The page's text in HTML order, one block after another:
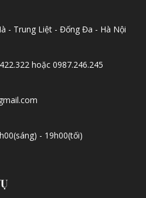
- Trung Liệt - Đống Đa - Hà Nội
hoặc 0987.246.245
- 19h00(tối)